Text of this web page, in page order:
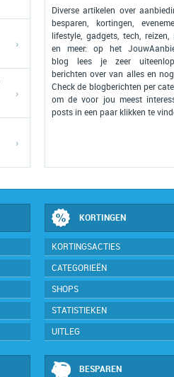
›
›
›
Diverse artikelen over
besparen, kortingen,
lifestyle, gadgets, tech, reizen,
en meer: op het
blog lees je zeer
berichten over van alles en
Check de blogberichten per
om de voor jou meest
posts in een paar klikken te
KORTINGEN
KORTINGSACTIES
CATEGORIEËN
SHOPS
STATISTIEKEN
UITLEG
BESPAREN